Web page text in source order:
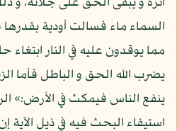
السماء ماء فسالت أودية بقدرها
مما يوقدون عليه في النار ابتغاء
يضرب الله الحق و الباطل فأما
استيفاء البحث فيه في ذيل الآية